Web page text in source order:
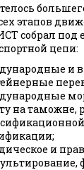
этапов
собрал
цепи:
и
на
и